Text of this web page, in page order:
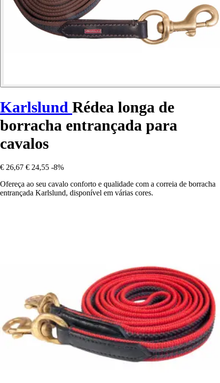
Karlslund Rédea longa de
borracha entrançada para
cavalos
€ 26,67 € 24,55 -8%
Ofereça ao seu cavalo conforto e qualidade com a correia de borracha
entrançada Karlslund, disponível em várias cores.